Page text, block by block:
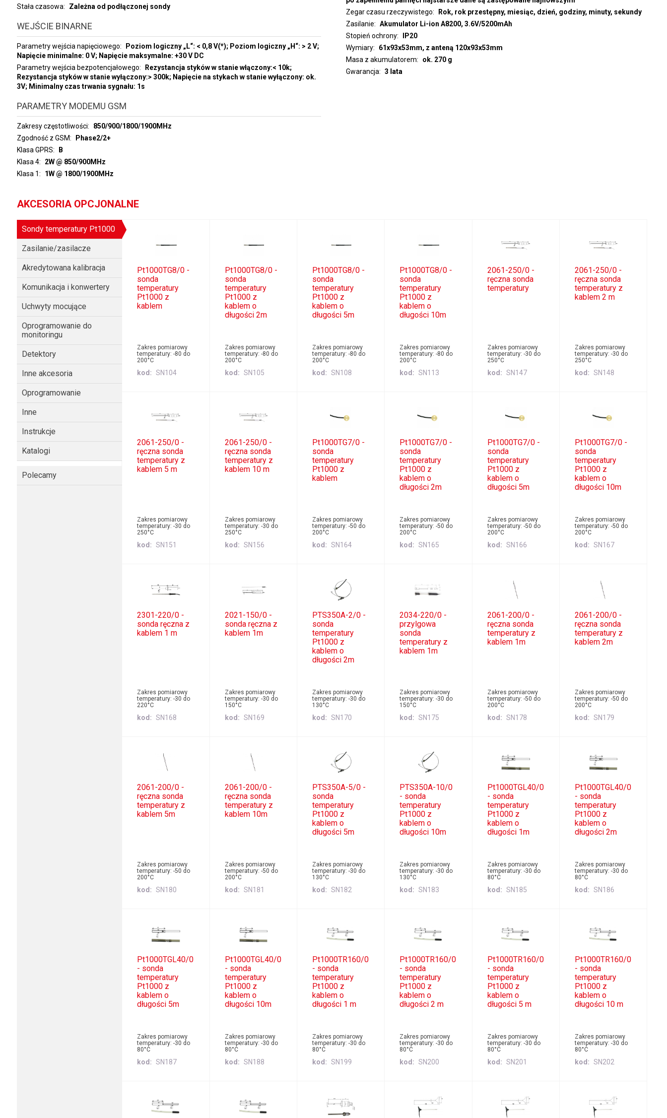
Stała czasowa
Zależna od podłączonej sondy
WEJŚCIE BINARNE
Parametry wejścia napięciowego
Poziom logiczny „L“: < 0,8 V(*); Poziom logiczny „H“: > 2 V;
Napięcie minimalne: 0 V; Napięcie maksymalne: +30 V DC
Parametry wejścia bezpotencjałowego
Rezystancja styków w stanie włączony:< 10k;
Rezystancja styków w stanie wyłączony:> 300k; Napięcie na stykach w stanie wyłączony: ok.
3V; Minimalny czas trwania sygnału: 1s
PARAMETRY MODEMU GSM
Zakresy częstotliwości
850/900/1800/1900MHz
Zgodność z GSM
Phase2/2+
Klasa GPRS
B
Klasa 4
2W @ 850/900MHz
Klasa 1
1W @ 1800/1900MHz
Zegar czasu rzeczywistego
Rok, rok przestępny, miesiąc, dzień, godziny, minuty, sekundy
Zasilanie
Akumulator Li-ion A8200, 3.6V/5200mAh
Stopień ochrony
IP20
Wymiary
61x93x53mm, z anteną 120x93x53mm
Masa z akumulatorem
ok. 270 g
Gwarancja
3 lata
AKCESORIA OPCJONALNE
Sondy temperatury Pt1000
Zasilanie/zasilacze
Akredytowana kalibracja
Komunikacja i konwertery
Uchwyty mocujące
Oprogramowanie do
monitoringu
Detektory
Inne akcesoria
Oprogramowanie
Inne
Instrukcje
Katalogi
Polecamy
Pt1000TG8/0 -
sonda
temperatury
Pt1000 z
kablem
Zakres pomiarowy
temperatury: -80 do
200°C
kod SN104
Pt1000TG8/0 -
sonda
temperatury
Pt1000 z
kablem o
długości 2m
Zakres pomiarowy
temperatury: -80 do
200°C
kod SN105
Pt1000TG8/0 -
sonda
temperatury
Pt1000 z
kablem o
długości 5m
Zakres pomiarowy
temperatury: -80 do
200°C
kod SN108
Pt1000TG8/0 -
sonda
temperatury
Pt1000 z
kablem o
długości 10m
Zakres pomiarowy
temperatury: -80 do
200°C
kod SN113
2061-250/0 -
ręczna sonda
temperatury
Zakres pomiarowy
temperatury: -30 do
250°C
kod SN147
2061-250/0 -
ręczna sonda
temperatury z
kablem 2 m
Zakres pomiarowy
temperatury: -30 do
250°C
kod SN148
2061-250/0 -
ręczna sonda
temperatury z
kablem 5 m
Zakres pomiarowy
temperatury: -30 do
250°C
kod SN151
2061-250/0 -
ręczna sonda
temperatury z
kablem 10 m
Zakres pomiarowy
temperatury: -30 do
250°C
kod SN156
Pt1000TG7/0 -
sonda
temperatury
Pt1000 z
kablem
Zakres pomiarowy
temperatury: -50 do
200°C
kod SN164
Pt1000TG7/0 -
sonda
temperatury
Pt1000 z
kablem o
długości 2m
Zakres pomiarowy
temperatury: -50 do
200°C
kod SN165
Pt1000TG7/0 -
sonda
temperatury
Pt1000 z
kablem o
długości 5m
Zakres pomiarowy
temperatury: -50 do
200°C
kod SN166
Pt1000TG7/0 -
sonda
temperatury
Pt1000 z
kablem o
długości 10m
Zakres pomiarowy
temperatury: -50 do
200°C
kod SN167
2301-220/0 -
sonda ręczna z
kablem 1 m
Zakres pomiarowy
temperatury: -30 do
220°C
kod SN168
2021-150/0 -
sonda ręczna z
kablem 1m
Zakres pomiarowy
temperatury: -30 do
150°C
kod SN169
PTS350A-2/0 -
sonda
temperatury
Pt1000 z
kablem o
długości 2m
Zakres pomiarowy
temperatury: -30 do
130°C
kod SN170
2034-220/0 -
przylgowa
sonda
temperatury z
kablem 1m
Zakres pomiarowy
temperatury: -30 do
150°C
kod SN175
2061-200/0 -
ręczna sonda
temperatury z
kablem 1m
Zakres pomiarowy
temperatury: -50 do
200°C
kod SN178
2061-200/0 -
ręczna sonda
temperatury z
kablem 2m
Zakres pomiarowy
temperatury: -50 do
200°C
kod SN179
2061-200/0 -
ręczna sonda
temperatury z
kablem 5m
Zakres pomiarowy
temperatury: -50 do
200°C
kod SN180
2061-200/0 -
ręczna sonda
temperatury z
kablem 10m
Zakres pomiarowy
temperatury: -50 do
200°C
kod SN181
PTS350A-5/0 -
sonda
temperatury
Pt1000 z
kablem o
długości 5m
Zakres pomiarowy
temperatury: -30 do
130°C
kod SN182
PTS350A-10/0
- sonda
temperatury
Pt1000 z
kablem o
długości 10m
Zakres pomiarowy
temperatury: -30 do
130°C
kod SN183
Pt1000TGL40/0
- sonda
temperatury
Pt1000 z
kablem o
długości 1m
Zakres pomiarowy
temperatury: -30 do
80°C
kod SN185
Pt1000TGL40/0
- sonda
temperatury
Pt1000 z
kablem o
długości 2m
Zakres pomiarowy
temperatury: -30 do
80°C
kod SN186
Pt1000TGL40/0
- sonda
temperatury
Pt1000 z
kablem o
długości 5m
Zakres pomiarowy
temperatury: -30 do
80°C
kod SN187
Pt1000TGL40/0
- sonda
temperatury
Pt1000 z
kablem o
długości 10m
Zakres pomiarowy
temperatury: -30 do
80°C
kod SN188
Pt1000TR160/0
- sonda
temperatury
Pt1000 z
kablem o
długości 1 m
Zakres pomiarowy
temperatury: -30 do
80°C
kod SN199
Pt1000TR160/0
- sonda
temperatury
Pt1000 z
kablem o
długości 2 m
Zakres pomiarowy
temperatury: -30 do
80°C
kod SN200
Pt1000TR160/0
- sonda
temperatury
Pt1000 z
kablem o
długości 5 m
Zakres pomiarowy
temperatury: -30 do
80°C
kod SN201
Pt1000TR160/0
- sonda
temperatury
Pt1000 z
kablem o
długości 10 m
Zakres pomiarowy
temperatury: -30 do
80°C
kod SN202